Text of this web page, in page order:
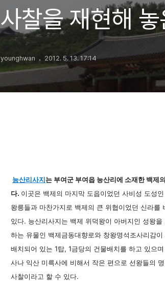
사찰을 재현해
younghwan 2012. 5. 13. 17:14
능산리사지는 부여군 부여읍 능산리에 소재한 백제
다. 이곳은 백제의 마지막 도읍이었던 사비성 도성
왕릉들과 마찬가지로 백제의 큰 위협이었던 신라
있다. 능산리사지는 백제 위덕왕이 아버지인 성왕
하는 유물인 백제금동대향로와 창왕명석조사리감
배치되어 있는 1탑, 1금당의 건물배치를 하고 있으
사나 익산 미륵사에 비해서 작은 편으로 선왕들의
사찰이라고 할 수 있다.